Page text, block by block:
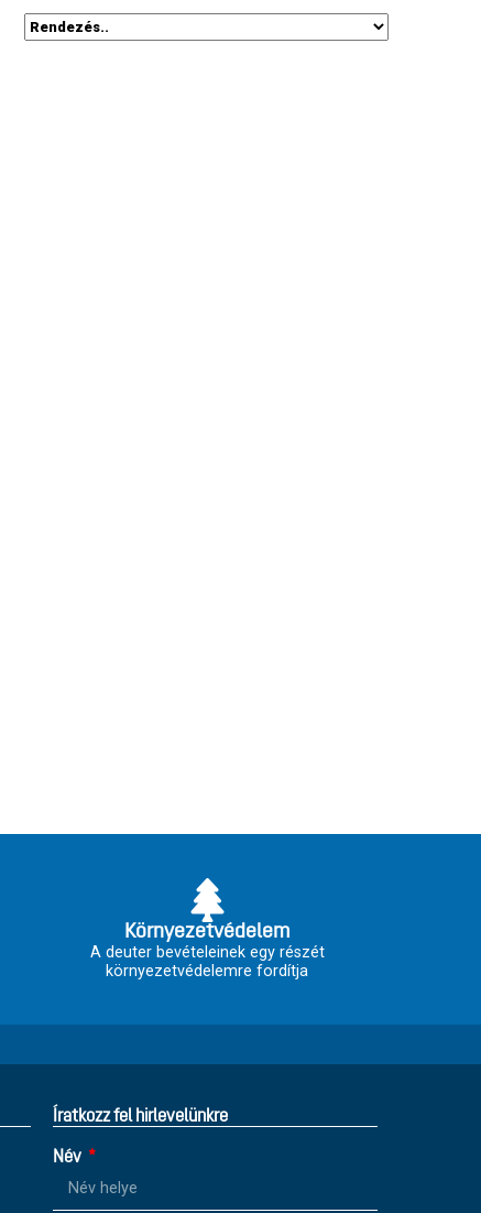
Környezetvédelem
A deuter bevételeinek egy részét
környezetvédelemre fordítja
Íratkozz fel hirlevelünkre
Név